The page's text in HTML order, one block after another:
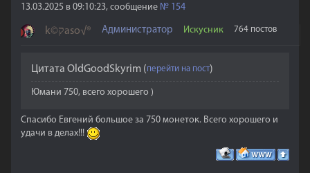
13.03.2025 в 09:10:23, сообщение № 154
k©קaso√® Администратор Искусник 764 постов
Цитата OldGoodSkyrim ( )
Юмани 750, всего хорошего )
Спасибо Евгений большое за 750 монеток. Всего хорошего и
удачи в делах!!!